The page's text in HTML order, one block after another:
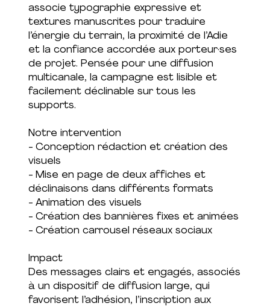
associe typographie expressive et
textures manuscrites pour traduire
l’énergie du terrain, la proximité de l’Adie
et la confiance accordée aux porteur·ses
de projet. Pensée pour une diffusion
multicanale, la campagne est lisible et
facilement déclinable sur tous les
supports.
Notre intervention
- Conception rédaction et création des
visuels
- Mise en page de deux affiches et
déclinaisons dans différents formats
- Animation des visuels
- Création des bannières fixes et animées
- Création carrousel réseaux sociaux
Impact
Des messages clairs et engagés, associés
à un dispositif de diffusion large, qui
favorisent l’adhésion, l’inscription aux